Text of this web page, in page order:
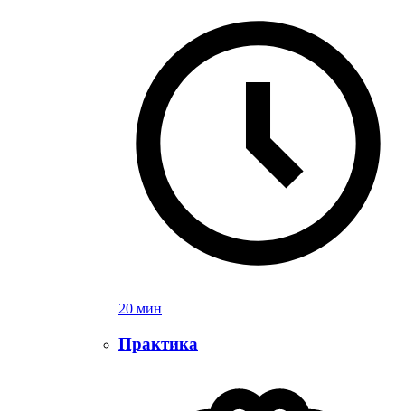
20 мин
Практика